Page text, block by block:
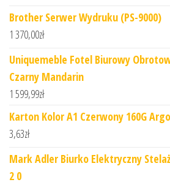
Brother Serwer Wydruku (PS-9000)
1 370,00zł
Uniquemeble Fotel Biurowy
Czarny Mandarin
1 599,99zł
Karton Kolor A1 Czerwony 160G Argo
3,63zł
Mark Adler Biurko Elektryczny
2 0